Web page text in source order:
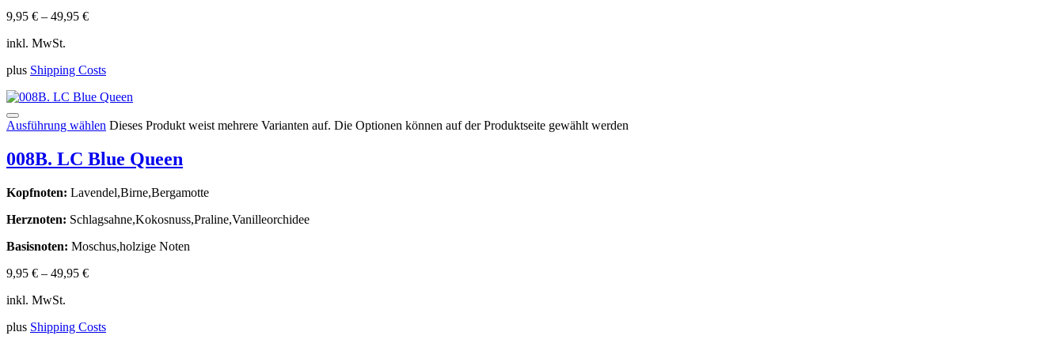
9,95 € – 49,95 €
inkl. MwSt.
plus Shipping Costs
Ausführung wählen Dieses Produkt weist mehrere Varianten auf. Die Optionen können auf der Produktseite gewählt werden
008B. LC Blue Queen
Kopfnoten: Lavendel,Birne,Bergamotte
Herznoten: Schlagsahne,Kokosnuss,Praline,Vanilleorchidee
Basisnoten: Moschus,holzige Noten
9,95 € – 49,95 €
inkl. MwSt.
plus Shipping Costs